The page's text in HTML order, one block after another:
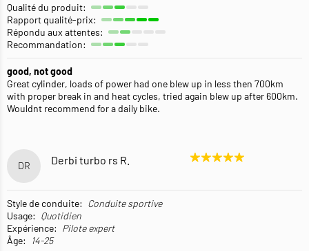
Qualité du produit:
Rapport qualité-prix:
Répondu aux attentes:
Recommandation:
good, not good
Great cylinder, loads of power had one blew up in less then 700km
with proper break in and heat cycles, tried again blew up after 600km.
Wouldnt recommend for a daily bike.
DR Derbi turbo rs R.
Style de conduite: Conduite sportive
Usage: Quotidien
Expérience: Pilote expert
Âge:
14-25